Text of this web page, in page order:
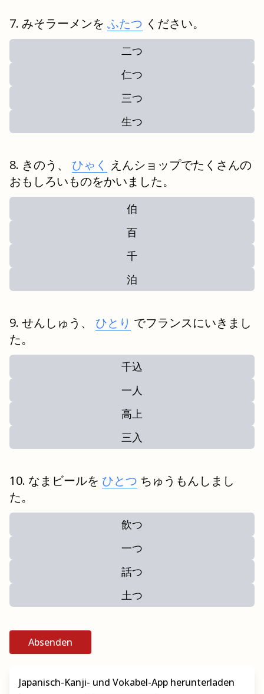
みそラーメンを ふたつ ください。
二つ
仁つ
三つ
生つ
きのう、 ひゃく えんショップでたくさんの
おもしろいものをかいました。
伯
百
千
泊
せんしゅう、 ひとり でフランスにいきまし
た。
千込
一人
高上
三入
なまビールを ひとつ ちゅうもんしまし
た。
飲つ
一つ
話つ
土つ
Absenden
Japanisch-Kanji- und Vokabel-App herunterladen